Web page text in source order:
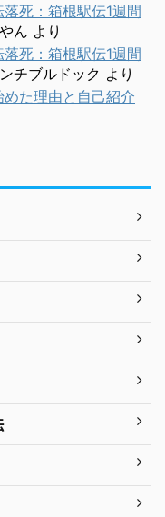
落死：箱根駅伝1週間
ん より
落死：箱根駅伝1週間
チブルドック より
た理由と自己紹介